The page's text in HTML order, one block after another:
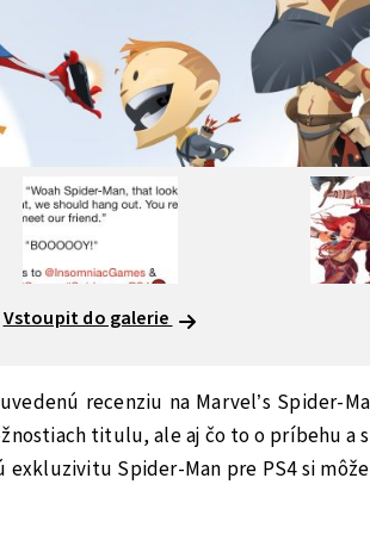
Vstoupit do galerie
recenziu na Marvel’s Spider-
titulu, ale aj čo to o príbehu a
exkluzivitu Spider-Man pre PS4 si